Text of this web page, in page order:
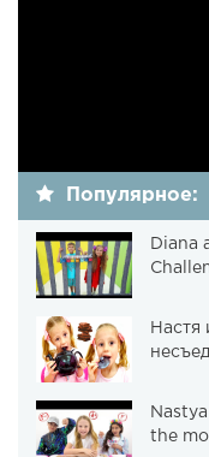
Популярное:
Diana
Настя
the